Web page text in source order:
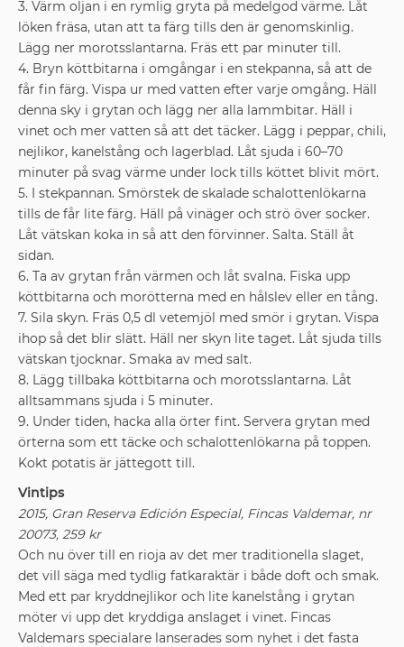
3. Värm oljan i en rymlig gryta på medelgod värme. Låt
löken fräsa, utan att ta färg tills den är genomskinlig.
Lägg ner morotsslantarna. Fräs ett par minuter till.
4. Bryn köttbitarna i omgångar i en stekpanna, så att de
får fin färg. Vispa ur med vatten efter varje omgång. Häll
denna sky i grytan och lägg ner alla lammbitar. Häll i
vinet och mer vatten så att det täcker. Lägg i peppar, chili,
nejlikor, kanelstång och lagerblad. Låt sjuda i 60–70
minuter på svag värme under lock tills köttet blivit mört.
5. I stekpannan. Smörstek de skalade schalotten­lökarna
tills de får lite färg. Häll på vinäger och strö över socker.
Låt vätskan koka in så att den förvinner. Salta. Ställ åt
sidan.
6. Ta av grytan från värmen och låt svalna. Fiska upp
köttbitarna och morötterna med en hålslev eller en tång.
7. Sila skyn. Fräs 0,5 dl vetemjöl med smör i grytan. Vispa
ihop så det blir slätt. Häll ner skyn lite taget. Låt sjuda tills
vätskan tjocknar. Smaka av med salt.
8. Lägg tillbaka köttbitarna och morotsslantarna. Låt
alltsammans sjuda i 5 minuter.
9. Under tiden, hacka alla örter fint. Servera grytan med
örterna som ett täcke och schalottenlökarna på toppen.
Kokt potatis är jättegott till.
Vintips
2015, Gran Reserva Edición Especial, Fincas Valdemar, nr
20073, 259 kr
Och nu över till en rioja av det mer traditionella slaget,
det vill säga med tydlig fatkaraktär i både doft och smak.
Med ett par kryddnejlikor och lite kanelstång i grytan
möter vi upp det kryddiga anslaget i vinet. Fincas
Valdemars specialare lanserades som nyhet i det fasta